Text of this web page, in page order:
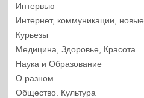
Интервью
Интернет, коммуникации,
Курьезы
Медицина, Здоровье, Красота
Наука и Образование
О разном
Общество. Культура